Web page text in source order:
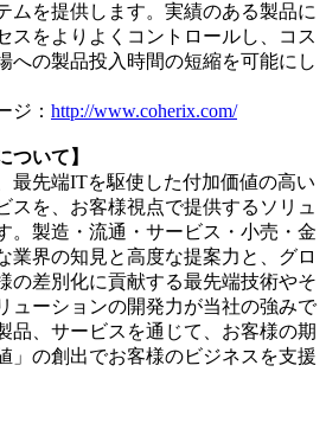
ムを提供します。実績のある製品に
スをよりよくコントロールし、コス
への製品投入時間の短縮を可能にし
ジ： http://www.coherix.com/
ついて】
最先端ITを駆使した付加価値の高い
スを、お客様視点で提供するソリュ
。製造・流通・サービス・小売・金
業界の知見と高度な提案力と、グロ
の差別化に貢献する最先端技術やそ
ューションの開発力が当社の強みで
品、サービスを通じて、お客様の期
」の創出でお客様のビジネスを支援